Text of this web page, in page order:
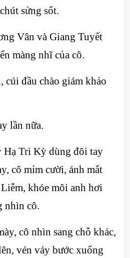
sửng sốt.
Vân và Giang Tuyết
màng nhĩ của cô.
cúi đầu chào giám khảo
lần nữa.
Hạ Tri Kỳ dùng đôi tay
cô mỉm cười, ánh mắt
khóe môi anh hơi
nhìn cô.
cô nhìn sang chỗ khác,
vén váy bước xuống